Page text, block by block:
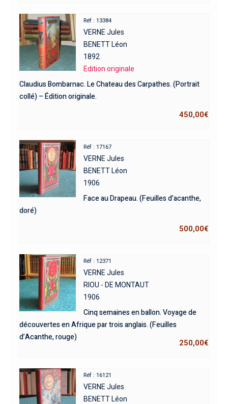
Réf : 13384
VERNE Jules
BENETT Léon
1892
Edition originale
Claudius Bombarnac. Le Chateau des Carpathes. (Portrait
collé) – Édition originale.
450,00€
Réf : 17167
VERNE Jules
BENETT Léon
1906
Face au Drapeau. (Feuilles d’acanthe,
doré)
500,00€
Réf : 12371
VERNE Jules
RIOU - DE MONTAUT
1906
Cinq semaines en ballon. Voyage de
découvertes en Afrique par trois anglais. (Feuilles
d’Acanthe, rouge)
250,00€
Réf : 16121
VERNE Jules
BENETT Léon